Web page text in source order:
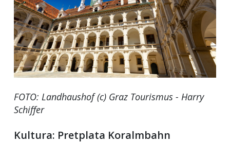
FOTO: Landhaushof (c) Graz Tourismus - Harry
Schiffer
Kultura: Pretplata Koralmbahn